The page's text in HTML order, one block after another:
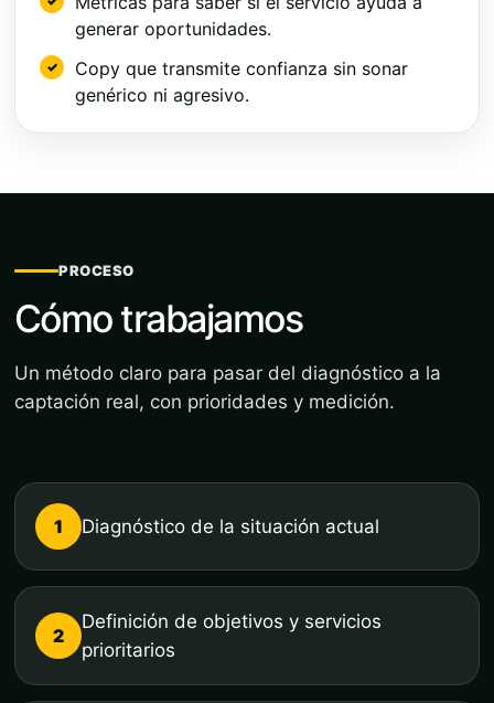
generar oportunidades.
Copy que transmite confianza sin sonar
genérico ni agresivo.
PROCESO
Cómo trabajamos
Un método claro para pasar del diagnóstico a la
captación real, con prioridades y medición.
1 Diagnóstico de la situación actual
2
Definición de objetivos y servicios
prioritarios